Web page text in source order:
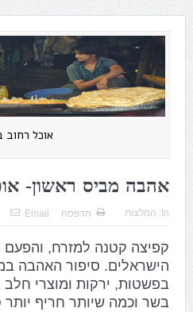
אוכל רחוב
אהבה מביס ראשון-
In: המלצות הדפסה Email
קפיצה קטנה למזרח, והפעם
הישראלים. סיפור האהבה
בפשטות, ירקות ומוצרי
בשר וכמה שיותר חריף